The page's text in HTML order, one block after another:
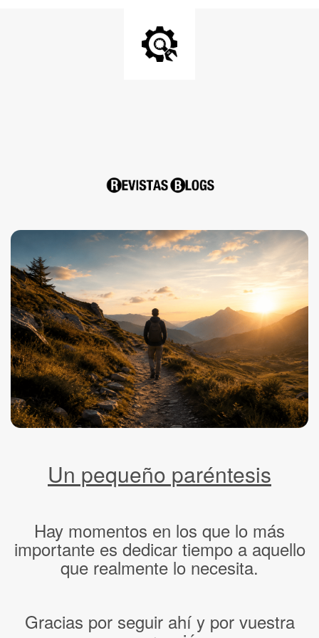
Un pequeño paréntesis
Hay momentos en los que lo más
importante es dedicar tiempo a aquello
que realmente lo necesita.
Gracias por seguir ahí y por vuestra